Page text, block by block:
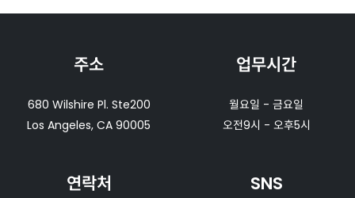
주소
680 Wilshire Pl. Ste200
Los Angeles, CA 90005
업무시간
월요일 - 금요일
오전9시 - 오후5시
연락처 SNS